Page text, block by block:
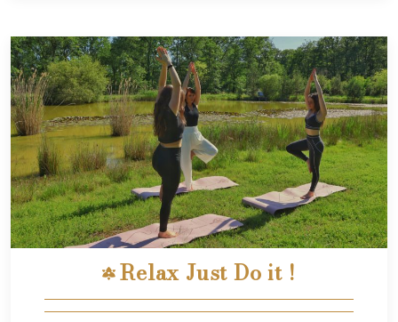
Relax Just Do it !